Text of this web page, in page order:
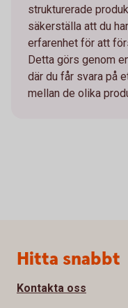
strukturerade
säkerställa att du
erfarenhet för att
Detta görs genom
där du får svara på
mellan de olika
Sidfot
Hitta snabbt
Kontakta oss